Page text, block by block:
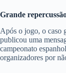
Grande
Após o jogo, o caso
publicou uma
campeonato
organizadores por